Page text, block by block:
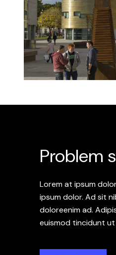
Problem
Lorem at ipsum
ipsum dolor. Ad sit
doloreenim ad.
euismod tincidunt